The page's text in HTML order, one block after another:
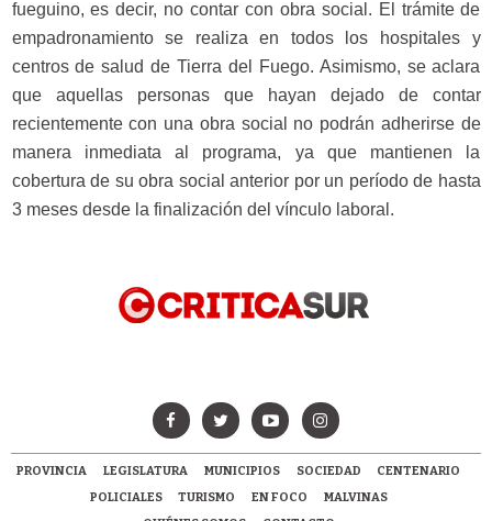
fueguino, es decir, no contar con obra social. El trámite de
empadronamiento se realiza en todos los hospitales y
centros de salud de Tierra del Fuego. Asimismo, se aclara
que aquellas personas que hayan dejado de contar
recientemente con una obra social no podrán adherirse de
manera inmediata al programa, ya que mantienen la
cobertura de su obra social anterior por un período de hasta
3 meses desde la finalización del vínculo laboral.
PROVINCIA LEGISLATURA MUNICIPIOS SOCIEDAD
CENTENARIO
POLICIALES
TURISMO EN FOCO
MALVINAS